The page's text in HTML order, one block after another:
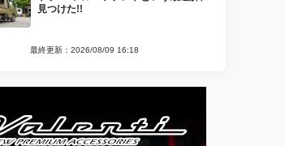
見つけた!!
最終更新：2026/08/09 16:18